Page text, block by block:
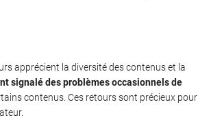
apprécient la diversité des contenus et la
signalé des problèmes occasionnels de
contenus. Ces retours sont précieux pour